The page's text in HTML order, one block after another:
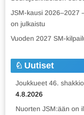
JSM-kausi 2026–2027
on julkaistu
Vuoden 2027 SM-
Uutiset
Joukkueet 46.
4.8.2026
Nuorten JSM:ään on